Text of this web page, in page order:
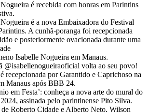
é recebida com honras em Parintins
é a nova Embaixadora do Festival
A cunhã-poranga foi recepcionada
e posteriormente ovacionada durante uma
Isabelle Nogueira em Manaus.
@isabellenogueiraoficial volta ao seu povo!
recepcionada por Garantido e Caprichoso na
Manaus após BBB 24.
em Festa’: conheça a nova arte do mural do
assinada pelo parintinense Pito Silva.
Roberto Cidade e Alberto Neto, Wilson